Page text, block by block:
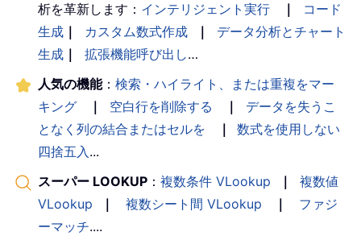
析を革新します： インテリジェント実行 ｜
コード
生成 ｜ カスタム数式作成 ｜
データ分析とチャート
生成 ｜ 拡張機能呼び出し…
人気の機能： 検索・ハイライト、または重複をマー
キング
｜ 空白行を削除する ｜
データを失うこ
となく列の結合またはセルを
｜
数式を使用しない
四捨五入...
スーパー LOOKUP ： 複数条件 VLookup ｜
複数値
VLookup
｜ 複数シート間 VLookup ｜
ファジ
ーマッチ....